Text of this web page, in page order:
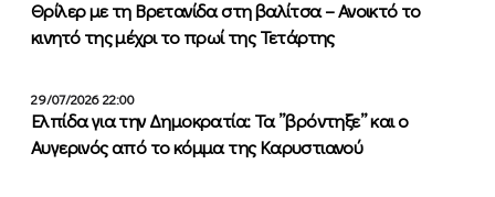
Θρίλερ με τη Βρετανίδα στη βαλίτσα – Ανοικτό το
κινητό της μέχρι το πρωί της Τετάρτης
29/07/2026 22:00
Ελπίδα για την Δημοκρατία: Τα ”βρόντηξε” και ο
Αυγερινός από το κόμμα της Καρυστιανού